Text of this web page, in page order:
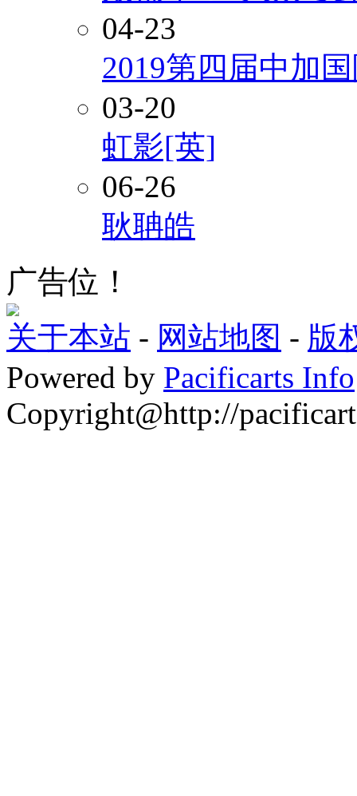
04-23
2019第四届中加
03-20
虹影[英]
06-26
耿聃皓
广告位！
关于本站 - 网站地图 - 版
Powered by Pacificarts Info
Copyright@http://